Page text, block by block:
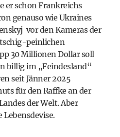
er schon Frankreichs
genauso wie Ukraines
vor den Kameras der
peinlichen
30 Millionen Dollar soll
billig im „Feindesland“
seit Jänner 2025
für den Raffke an der
der Welt. Aber